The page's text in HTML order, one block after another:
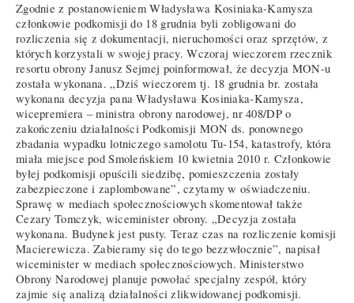
Zgodnie z postanowieniem Władysława Kosiniaka-Kamysza
członkowie podkomisji do 18 grudnia byli zobligowani do
rozliczenia się z dokumentacji, nieruchomości oraz sprzętów, z
których korzystali w swojej pracy. Wczoraj wieczorem rzecznik
resortu obrony Janusz Sejmej poinformował, że decyzja MON-u
została wykonana. „Dziś wieczorem tj. 18 grudnia br. została
wykonana decyzja pana Władysława Kosiniaka-Kamysza,
wicepremiera – ministra obrony narodowej, nr 408/DP o
zakończeniu działalności Podkomisji MON ds. ponownego
zbadania wypadku lotniczego samolotu Tu-154, katastrofy, która
miała miejsce pod Smoleńskiem 10 kwietnia 2010 r. Członkowie
byłej podkomisji opuścili siedzibę, pomieszczenia zostały
zabezpieczone i zaplombowane”, czytamy w oświadczeniu.
Sprawę w mediach społecznościowych skomentował także
Cezary Tomczyk, wiceminister obrony. „Decyzja została
wykonana. Budynek jest pusty. Teraz czas na rozliczenie komisji
Macierewicza. Zabieramy się do tego bezzwłocznie”, napisał
wiceminister w mediach społecznościowych. Ministerstwo
Obrony Narodowej planuje powołać specjalny zespół, który
zajmie się analizą działalności zlikwidowanej podkomisji.